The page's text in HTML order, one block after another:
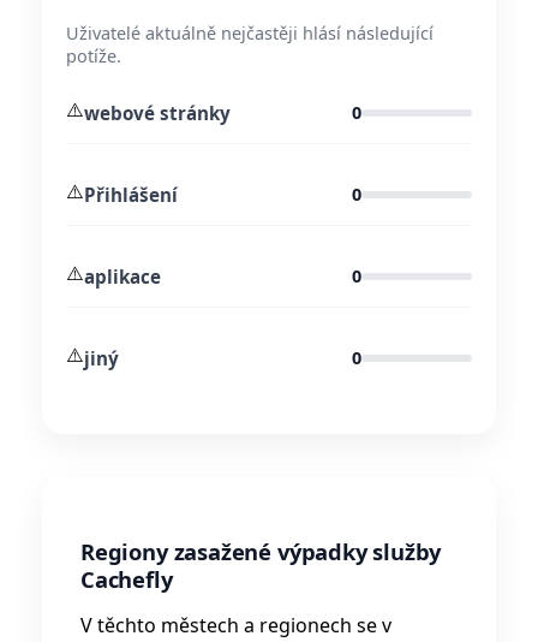
Uživatelé aktuálně nejčastěji hlásí následující
potíže.
⚠️webové stránky 0
⚠️Přihlášení 0
⚠️aplikace 0
⚠️jiný 0
Regiony zasažené výpadky služby
Cachefly
V těchto městech a regionech se v